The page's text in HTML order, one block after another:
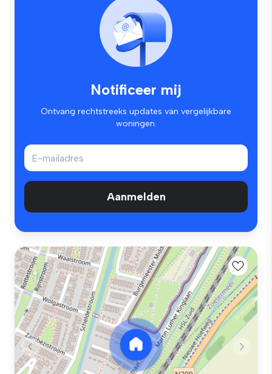
Notificeer mij
Ontvang rechtstreeks updates van vergelijkbare
woningen.
Aanmelden